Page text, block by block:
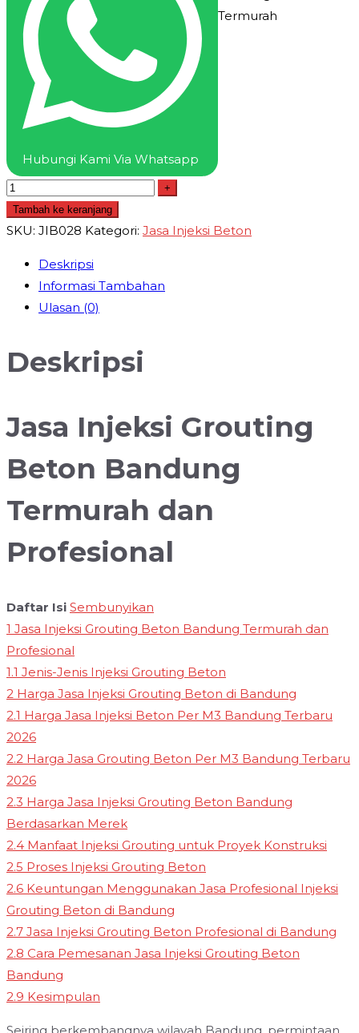
Hubungi Kami Via Whatsapp
Termurah
+
Tambah ke keranjang
SKU: JIB028 Kategori: Jasa Injeksi Beton
Deskripsi
Informasi Tambahan
Ulasan (0)
Deskripsi
Jasa Injeksi Grouting
Beton Bandung
Termurah dan
Profesional
Daftar Isi Sembunyikan
1 Jasa Injeksi Grouting Beton Bandung Termurah dan
Profesional
1.1 Jenis-Jenis Injeksi Grouting Beton
2 Harga Jasa Injeksi Grouting Beton di Bandung
2.1 Harga Jasa Injeksi Beton Per M3 Bandung Terbaru
2026
2.2 Harga Jasa Grouting Beton Per M3 Bandung Terbaru
2026
2.3 Harga Jasa Injeksi Grouting Beton Bandung
Berdasarkan Merek
2.4 Manfaat Injeksi Grouting untuk Proyek Konstruksi
2.5 Proses Injeksi Grouting Beton
2.6 Keuntungan Menggunakan Jasa Profesional Injeksi
Grouting Beton di Bandung
2.7 Jasa Injeksi Grouting Beton Profesional di Bandung
2.8 Cara Pemesanan Jasa Injeksi Grouting Beton
Bandung
2.9 Kesimpulan